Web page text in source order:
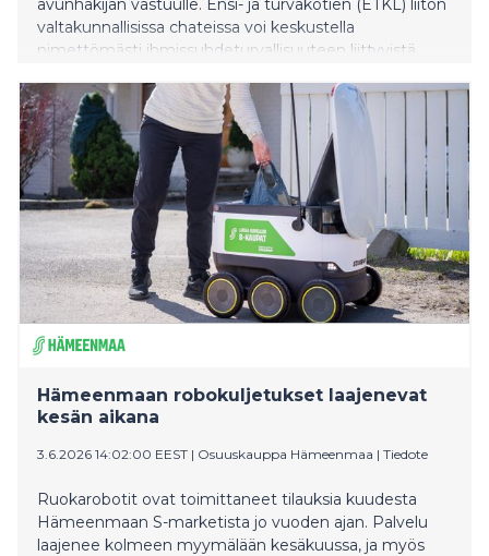
valtakunnallisissa chateissa voi keskustella
nimettömästi ihmissuhdeturvallisuuteen liittyvistä
luotettavalta asiantuntijalta. Chatissa kannattaa
keskustella huolista jo ennen perheen yhteistä, tiivistä
loma-aikaa.
Hämeenmaan robokuljetukset laajenevat
kesän aikana
3.6.2026 14:02:00 EEST | Osuuskauppa Hämeenmaa | Tiedote
Ruokarobotit ovat toimittaneet tilauksia kuudesta
Hämeenmaan S-marketista jo vuoden ajan. Palvelu
laajenee kolmeen myymälään kesäkuussa, ja myös